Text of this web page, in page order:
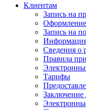
Клиентам
Запись на
Запись на
Сведения о
Правила
Тарифы
Заключение